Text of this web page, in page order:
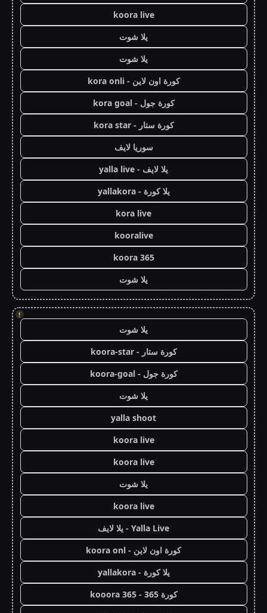
koora live
يلا شوت
يلا شوت
كورة اون لاين - kora onli
كورة جول - kora goal
كورة ستار - kora star
سوريا لايف
يلا لايف - yalla live
يلا كورة - yallakora
kora live
kooralive
koora 365
يلا شوت
!
يلا شوت
كورة ستار - koora-star
كورة جول - koora-goal
يلا شوت
yalla shoot
koora live
koora live
يلا شوت
koora live
Yalla Live - يلا لايف
كورة اون لاين - koora onl
يلا كورة - yallakora
كورة 365 - kooora 365